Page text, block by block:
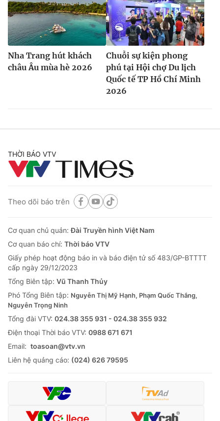
Nha Trang hút khách
châu Âu mùa hè 2026
Chuỗi sự kiện phong
phú tại Hội chợ Du lịch
Quốc tế TP Hồ Chí Minh
2026
THỜI BÁO VTV
Theo dõi báo trên
Cơ quan chủ quản:Đài Truyền hình Việt Nam
Cơ quan báo chí: Thời báo VTV
Giấy phép hoạt động báo in và báo điện tử số 483/GP-BTTTT
cấp ngày 29/12/2023
Tổng Biên tập: Vũ Thanh Thủy
Phó Tổng Biên tập: Nguyễn Thị Mỹ Hạnh, Phạm Quốc Thắng,
Nguyễn Trọng Ninh
Tổng đài VTV: 024.38 355 931 - 024.38 355 932
Ðiện thoại Thời báo VTV: 0988 671 671
Email: toasoan@vtv.vn
Liên hệ quảng cáo: (024) 626 79595